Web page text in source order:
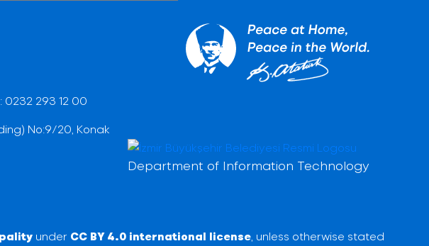
0232 293 12 00
No:9/20, Konak
Department of Information Technology
under CC BY 4.0 international license, unless otherwise stated